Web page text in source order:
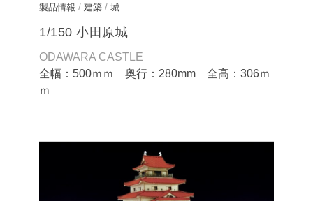
製品情報 / 建築 / 城
1/150 小田原城
ODAWARA CASTLE
全幅：500ｍｍ 奥行：280mm 全高：306ｍ
ｍ